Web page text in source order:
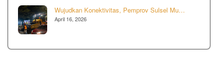
Wujudkan Konektivitas, Pemprov Sulsel Mu…
April 16, 2026